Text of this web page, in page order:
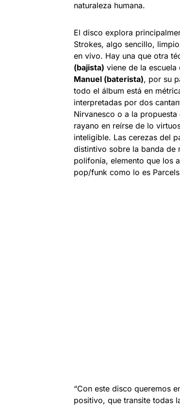
naturaleza humana.
El disco explora
Strokes, algo sencillo,
en vivo. Hay una que otra
(bajista) viene de la
Manuel (baterista), por su
todo el álbum está en
interpretadas por dos
Nirvanesco o a la
rayano en reírse de lo
inteligible. Las cerezas del
distintivo sobre la banda de
polifonía, elemento que los
pop/funk como lo es
“Con este disco queremos
positivo, que transite todas